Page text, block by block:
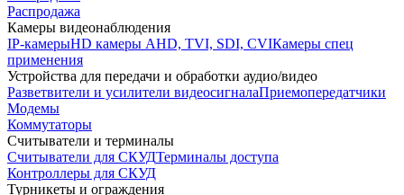
Распродажа
Камеры видеонаблюдения
IP-камерыHD камеры AHD, TVI, SDI, CVIКамеры спец
применения
Устройства для передачи и обработки аудио/видео
Разветвители и усилители видеосигналаПриемопередатчики
Модемы
Коммутаторы
Считыватели и терминалы
Считыватели для СКУДТерминалы доступа
Контроллеры для СКУД
Турникеты и ограждения